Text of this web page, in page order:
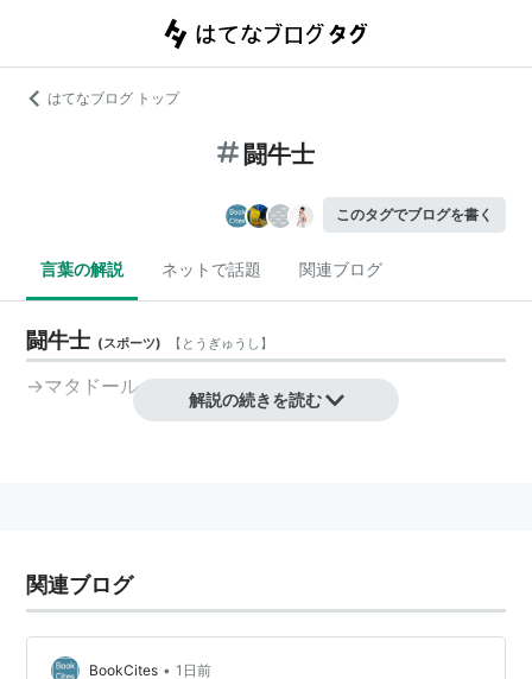
はてなブログ トップ
闘牛士
このタグでブログを書く
言葉の解説 ネットで話題 関連ブログ
闘牛士 (スポーツ) 【 とうぎゅうし 】
→マタドール
解説の続きを読む
関連ブログ
BookCites • 1日前